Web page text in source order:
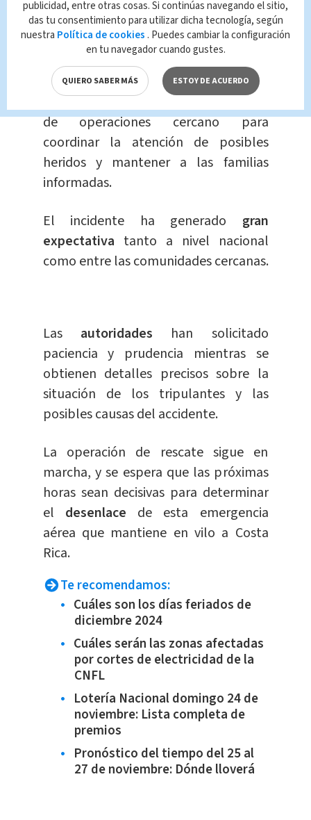
heridos graves en el
país
En Alerta Mario José Víctor
Peña
La Cruz Roja ha establecido un centro
de operaciones cercano para
coordinar la atención de posibles
heridos y mantener a las familias
informadas.
El incidente ha generado gran
expectativa tanto a nivel nacional
como entre las comunidades cercanas.
Las autoridades han solicitado
paciencia y prudencia mientras se
obtienen detalles precisos sobre la
situación de los tripulantes y las
posibles causas del accidente.
La operación de rescate sigue en
marcha, y se espera que las próximas
horas sean decisivas para determinar
el desenlace de esta emergencia
aérea que mantiene en vilo a Costa
Rica.
Te recomendamos:
Cuáles son los días feriados de
diciembre 2024
Cuáles serán las zonas afectadas
por cortes de electricidad de la
CNFL
Lotería Nacional domingo 24 de
noviembre: Lista completa de
premios
Pronóstico del tiempo del 25 al
27 de noviembre: Dónde lloverá
publicidad, entre otras cosas. Si continúas navegando el sitio,
das tu consentimiento para utilizar dicha tecnología, según
nuestra Política de cookies . Puedes cambiar la configuración
en tu navegador cuando gustes.
QUIERO SABER MÁS ESTOY DE ACUERDO